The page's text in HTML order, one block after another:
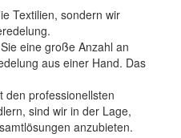
Textilien, sondern wir
eine große Anzahl an
aus einer Hand. Das
den professionellsten
sind wir in der Lage,
anzubieten.